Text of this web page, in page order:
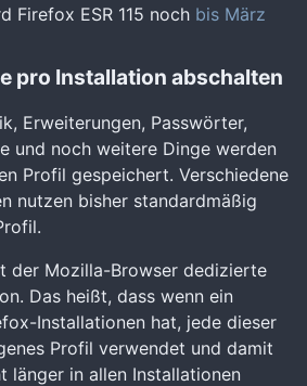
Firefox ESR 115 noch bis März
pro Installation abschalten
Erweiterungen, Passwörter,
und noch weitere Dinge werden
Profil gespeichert. Verschiedene
nutzen bisher standardmäßig
der Mozilla-Browser dedizierte
Das heißt, dass wenn ein
Installationen hat, jede dieser
Profil verwendet und damit
länger in allen Installationen